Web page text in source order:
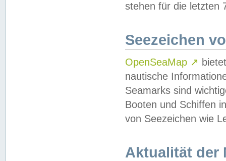
stehen für die letzten
Seezeichen
OpenSeaMap ↗
nautische
Seamarks sind
Booten und Schiffen
von Seezeichen wie
Aktualität der